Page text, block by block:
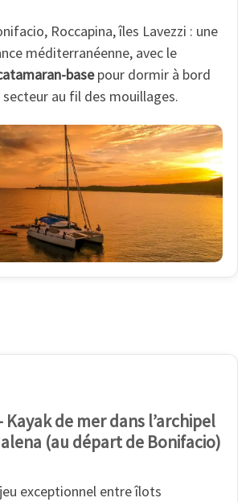
Roccapina, îles Lavezzi : une
méditerranéenne, avec le
basepour dormir à bord
au fil des mouillages.
Kayak de mer dans l’archipel
(au départ de Bonifacio)
exceptionnel entre îlots